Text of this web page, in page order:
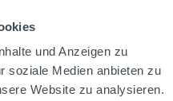
und Anzeigen zu
soziale Medien anbieten zu
Website zu analysieren.